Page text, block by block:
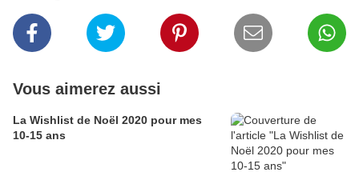
Vous aimerez aussi
La Wishlist de Noël 2020 pour mes
10-15 ans